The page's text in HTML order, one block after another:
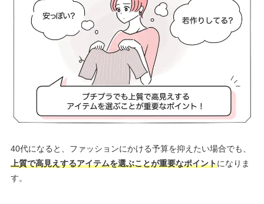
40代になると、ファッションにかける予算を抑えたい場合でも、
上質で高見えするアイテムを選ぶことが重要なポイントになりま
す。